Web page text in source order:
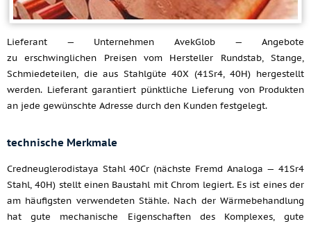
Lieferant — Unternehmen AvekGlob — Angebote
zu erschwinglichen Preisen vom Hersteller Rundstab, Stange,
Schmiedeteilen, die aus Stahlgüte 40X (41Sr4, 40H) hergestellt
werden. Lieferant garantiert pünktliche Lieferung von Produkten
an jede gewünschte Adresse durch den Kunden festgelegt.
technische Merkmale
Credneuglerodistaya Stahl 40Cr (nächste Fremd Analoga — 41Sr4
Stahl, 40H) stellt einen Baustahl mit Chrom legiert. Es ist eines der
am häufigsten verwendeten Stähle. Nach der Wärmebehandlung
hat gute mechanische Eigenschaften des Komplexes, gute